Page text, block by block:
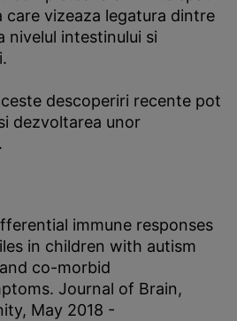
care vizeaza legatura dintre
nivelul intestinului si
descoperiri recente pot
dezvoltarea unor
immune responses
in children with autism
co-morbid
Journal of Brain,
May 2018 -